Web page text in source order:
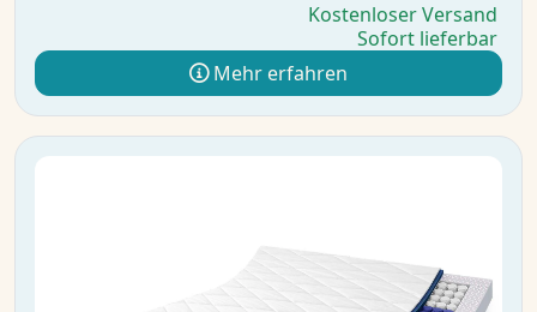
Kostenloser Versand
Sofort lieferbar
Mehr erfahren